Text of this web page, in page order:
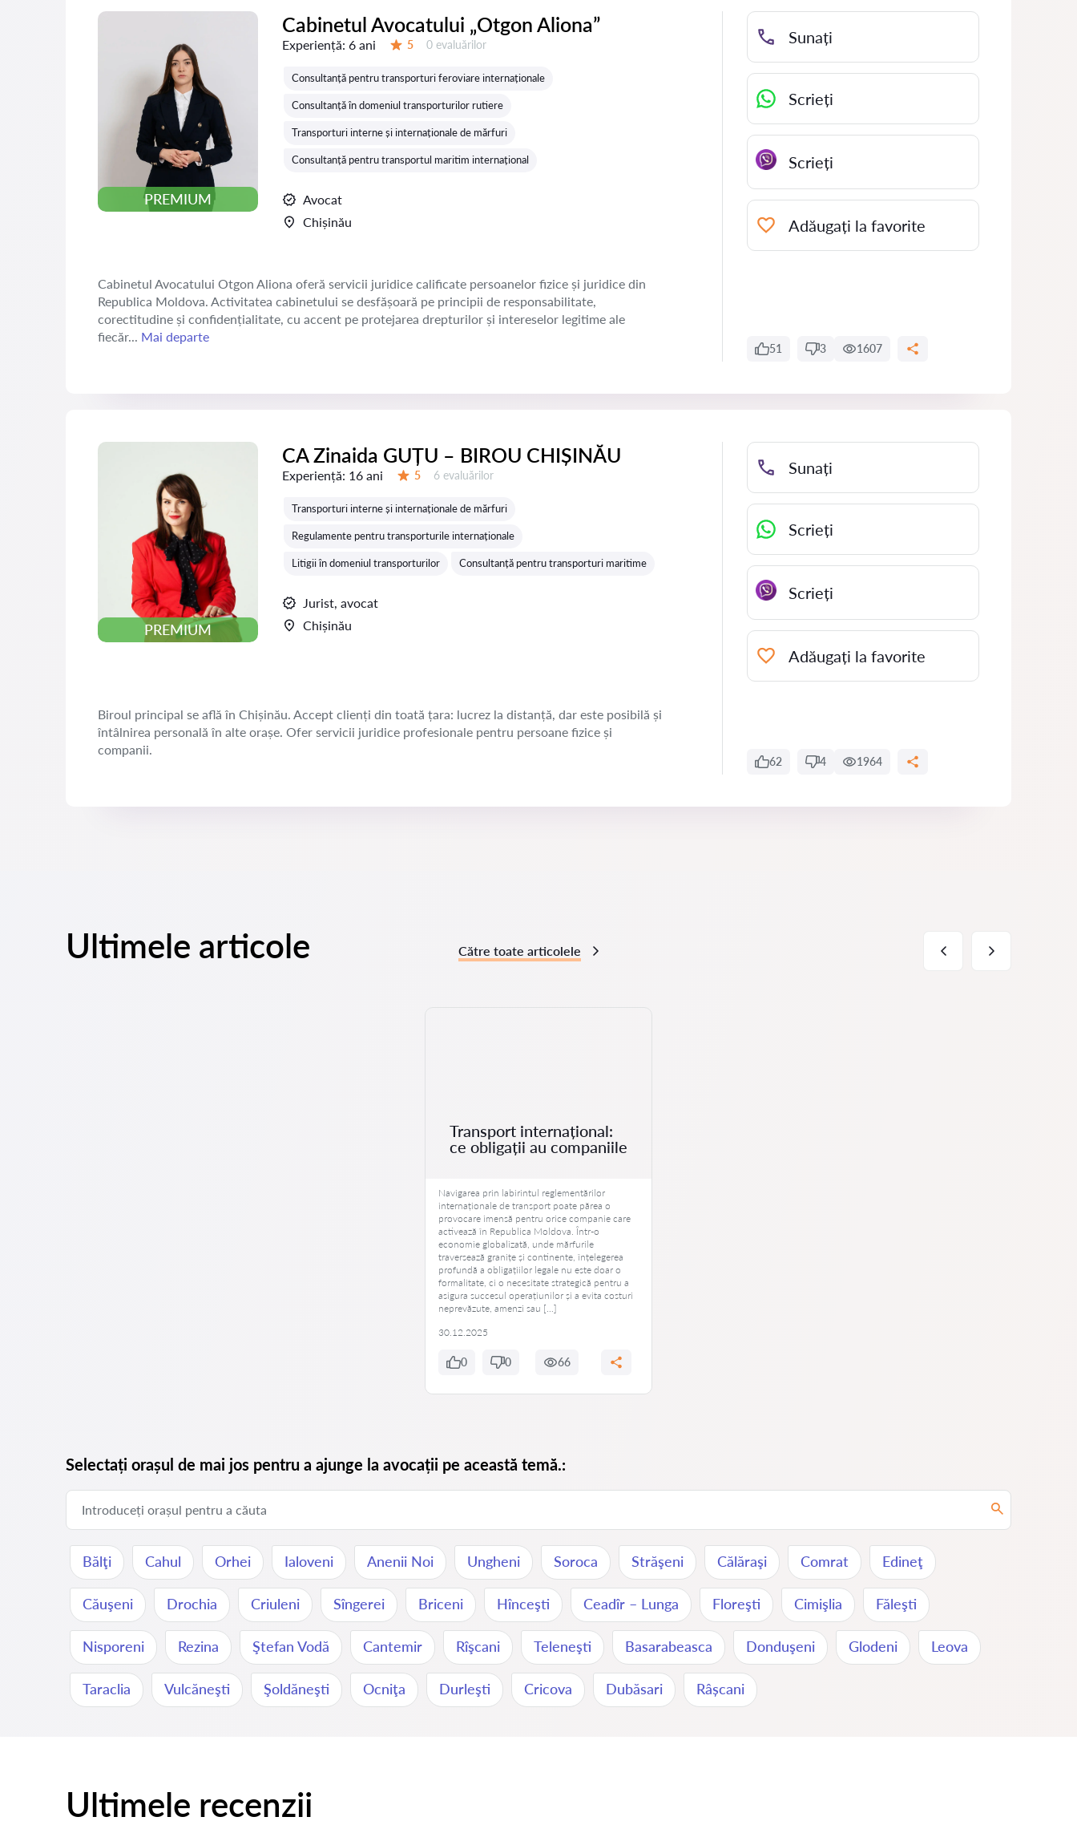
PREMIUM
Cabinetul Avocatului „Otgon Aliona”
Experiență: 6 ani 5 Evaluărilor:
0 evaluărilor
Consultanță pentru transporturi feroviare internaționale
Consultanță în domeniul transporturilor rutiere
Transporturi interne și internaționale de mărfuri
Consultanță pentru transportul maritim internațional
Avocat
Chișinău
Cabinetul Avocatului Otgon Aliona oferă servicii juridice calificate persoanelor fizice și juridice din
Republica Moldova. Activitatea cabinetului se desfășoară pe principii de responsabilitate,
corectitudine și confidențialitate, cu accent pe protejarea drepturilor și intereselor legitime ale
fiecăr... Mai departe
Sunați
Scrieți
Scrieți
Adăugați la favorite
51 3 1607
PREMIUM
CA Zinaida GUȚU – BIROU CHIȘINĂU
Experiență: 16 ani 5 Evaluărilor:
6 evaluărilor
Transporturi interne și internaționale de mărfuri
Regulamente pentru transporturile internaționale
Litigii în domeniul transporturilor Consultanță pentru transporturi maritime
Jurist, avocat
Chișinău
Biroul principal se află în Chișinău. Accept clienți din toată țara: lucrez la distanță, dar este posibilă și
întâlnirea personală în alte orașe. Ofer servicii juridice profesionale pentru persoane fizice și
companii.
Sunați
Scrieți
Scrieți
Adăugați la favorite
62 4 1964
Ultimele articole Către toate articolele
Transport internațional:
ce obligații au companiile
Navigarea prin labirintul reglementărilor
internaționale de transport poate părea o
provocare imensă pentru orice companie care
activează în Republica Moldova. Într-o
economie globalizată, unde mărfurile
traversează granițe și continente, înțelegerea
profundă a obligațiilor legale nu este doar o
formalitate, ci o necesitate strategică pentru a
asigura succesul operațiunilor și a evita costuri
neprevăzute, amenzi sau […]
30.12.2025
0 0 66
Selectați orașul de mai jos pentru a ajunge la avocații pe această temă.:
Bălţi Cahul Orhei Ialoveni Anenii Noi Ungheni Soroca Străşeni Călăraşi Comrat Edineţ
Căuşeni Drochia Criuleni Sîngerei Briceni Hînceşti Ceadîr – Lunga Floreşti Cimişlia Făleşti
Nisporeni Rezina Ştefan Vodă Cantemir Rîşcani Teleneşti Basarabeasca Donduşeni Glodeni Leova
Taraclia Vulcăneşti Şoldăneşti Ocniţa Durleşti Cricova Dubăsari Râșcani
Ultimele recenzii